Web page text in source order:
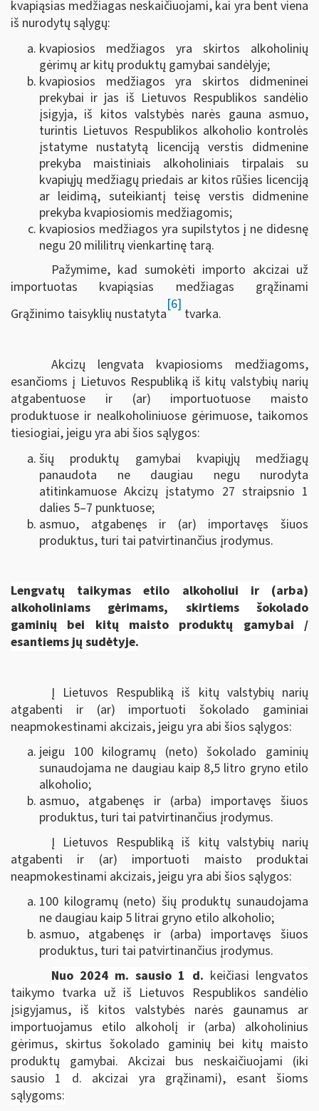
kvapiąsias medžiagas neskaičiuojami, kai yra bent viena
iš nurodytų sąlygų:
kvapiosios medžiagos yra skirtos alkoholinių
gėrimų ar kitų produktų gamybai sandėlyje;
kvapiosios medžiagos yra skirtos didmeninei
prekybai ir jas iš Lietuvos Respublikos sandėlio
įsigyja, iš kitos valstybės narės gauna asmuo,
turintis Lietuvos Respublikos alkoholio kontrolės
įstatyme nustatytą licenciją verstis didmenine
prekyba maistiniais alkoholiniais tirpalais su
kvapiųjų medžiagų priedais ar kitos rūšies licenciją
ar leidimą, suteikiantį teisę verstis didmenine
prekyba kvapiosiomis medžiagomis;
kvapiosios medžiagos yra supilstytos į ne didesnę
negu 20 mililitrų vienkartinę tarą.
Pažymime, kad sumokėti importo akcizai už
importuotas kvapiąsias medžiagas grąžinami
Grąžinimo taisyklių nustatyta
[6]
tvarka.
Akcizų lengvata kvapiosioms medžiagoms,
esančioms į Lietuvos Respubliką iš kitų valstybių narių
atgabentuose ir (ar) importuotuose maisto
produktuose ir nealkoholiniuose gėrimuose, taikomos
tiesiogiai, jeigu yra abi šios sąlygos:
šių produktų gamybai kvapiųjų medžiagų
panaudota ne daugiau negu nurodyta
atitinkamuose Akcizų įstatymo 27 straipsnio 1
dalies 5–7 punktuose;
asmuo, atgabenęs ir (ar) importavęs šiuos
produktus, turi tai patvirtinančius įrodymus.
Lengvatų taikymas etilo alkoholiui ir (arba)
alkoholiniams gėrimams, skirtiemsšokolado
gaminių bei kitų maisto produktų gamybai /
esantiems jų sudėtyje.
Į Lietuvos Respubliką iš kitų valstybių narių
atgabenti ir (ar) importuoti šokolado gaminiai
neapmokestinami akcizais, jeigu yra abi šios sąlygos:
jeigu 100 kilogramų (neto) šokolado gaminių
sunaudojama ne daugiau kaip 8,5 litro gryno etilo
alkoholio;
asmuo, atgabenęs ir (arba) importavęs šiuos
produktus, turi tai patvirtinančius įrodymus.
Į Lietuvos Respubliką iš kitų valstybių narių
atgabenti ir (ar) importuoti maisto produktai
neapmokestinami akcizais, jeigu yra abi šios sąlygos:
100 kilogramų (neto) šių produktų sunaudojama
ne daugiau kaip 5 litrai gryno etilo alkoholio;
asmuo, atgabenęs ir (arba) importavęs šiuos
produktus, turi tai patvirtinančius įrodymus.
Nuo 2024 m. sausio 1 d. keičiasi lengvatos
taikymo tvarka už iš Lietuvos Respublikos sandėlio
įsigyjamus, iš kitos valstybės narės gaunamus ar
importuojamus etilo alkoholį ir (arba) alkoholinius
gėrimus, skirtus šokolado gaminių bei kitų maisto
produktų gamybai. Akcizai bus neskaičiuojami (iki
sausio 1 d. akcizai yra grąžinami), esant šioms
sąlygoms: